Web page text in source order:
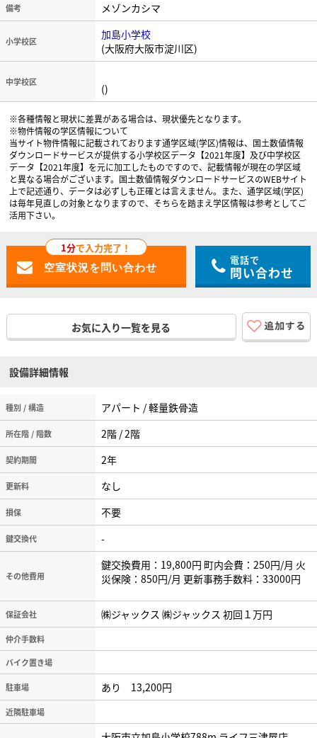
備考 メゾンカシマ
小学校区
加島小学校
(大阪府大阪市淀川区)
中学校区 ()
※各種情報と現状に差異がある場合は、現状優先となります。
※物件情報の学区情報について
当サイト物件情報に記載されております通学区域(学区)情報は、国土数値情報
ダウンロードサービスが提供する小学校区データ【2021年度】及び中学校区
データ【2021年度】を元に加工したものですので、記載情報が現在の学区域
と異なる場合がございます。国土数値情報ダウンロードサービスのWEBサイト
上で記述通り、データは必ずしも正確とは言えません。また、通学区域(学区)
は毎年見直しの対象となりますので、そちらを踏まえ学区情報は参考としてご
活用下さい。
1分で入力完了！
電話で
問い合わせ
お気に入り一覧を見る
設備詳細情報
種別 / 構造 アパート / 軽量鉄骨造
所在階 / 階数 2階 / 2階
契約期間 2年
更新料 なし
損保 不要
鍵交換代 -
その他費用
鍵交換費用：19,800円 町内会費：250円/月 火
災保険：850円/月 更新事務手数料：33000円
保証会社 ㈱ジャックス ㈱ジャックス 初回１万円
仲介手数料
バイク置き場
駐車場 あり 13,200円
近隣駐車場